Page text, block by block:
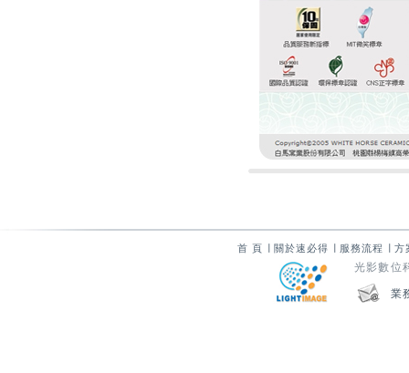
首 頁 關於速必得 服務流程 方
光影數
業